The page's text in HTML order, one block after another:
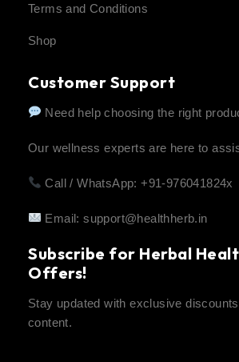
Terms and Conditions
Shop
Customer Support
Need help choosing the right
Our wellness experts are here to
Call / WhatsApp: +91-976041824x
Email:support@healthherb.in
Subscribe for Herbal
Offers!
Stay updated with exclusive
content.